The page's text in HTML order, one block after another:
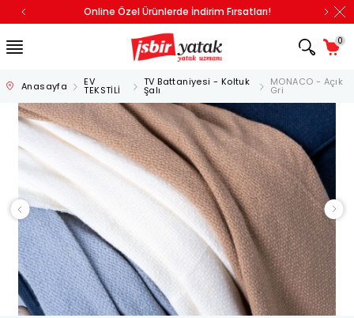
Online Özel Ürünlerde İndirim Fırsatları!
0
Anasayfa EV
TEKSTİLİ
TV Battaniyesi - Koltuk
Şalı
MONACO - Açık
Gri